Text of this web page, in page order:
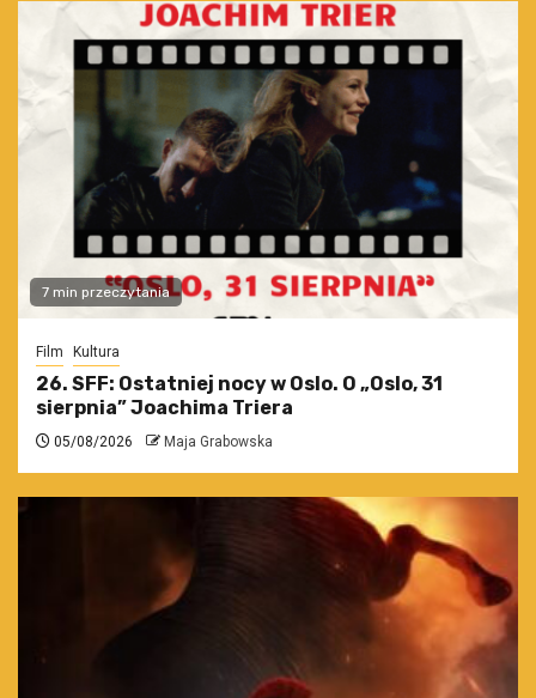
7 min przeczytania
Film Kultura
26. SFF: Ostatniej nocy w Oslo. O „Oslo, 31
sierpnia” Joachima Triera
05/08/2026 Maja Grabowska